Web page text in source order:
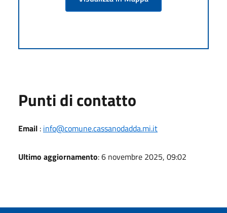
Punti di contatto
Email : info@comune.cassanodadda.mi.it
Ultimo aggiornamento: 6 novembre 2025, 09:02